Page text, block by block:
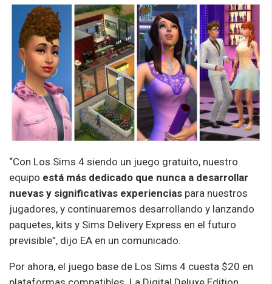
“Con Los Sims 4 siendo un juego gratuito, nuestro
equipo está más dedicado que nunca a desarrollar
nuevas y significativas experiencias para nuestros
jugadores, y continuaremos desarrollando y lanzando
paquetes, kits y Sims Delivery Express en el futuro
previsible”, dijo EA en un comunicado.
Por ahora, el juego base de Los Sims 4 cuesta $20 en